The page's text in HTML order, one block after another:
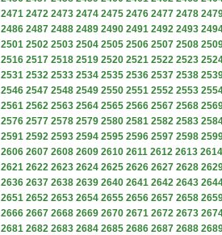
2471 2472 2473 2474 2475 2476 2477 2478
2486 2487 2488 2489 2490 2491 2492 2493
2501 2502 2503 2504 2505 2506 2507 2508
2516 2517 2518 2519 2520 2521 2522 2523
2531 2532 2533 2534 2535 2536 2537 2538
2546 2547 2548 2549 2550 2551 2552 2553
2561 2562 2563 2564 2565 2566 2567 2568
2576 2577 2578 2579 2580 2581 2582 2583
2591 2592 2593 2594 2595 2596 2597 2598
2606 2607 2608 2609 2610 2611 2612 2613 2614
2621 2622 2623 2624 2625 2626 2627 2628
2636 2637 2638 2639 2640 2641 2642 2643
2651 2652 2653 2654 2655 2656 2657 2658
2666 2667 2668 2669 2670 2671 2672 2673
2681 2682 2683 2684 2685 2686 2687 2688